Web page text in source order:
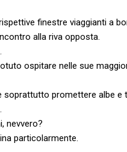
finestre viaggianti a
alla riva opposta.
ospitare nelle sue
soprattutto promettere albe e
nevvero?
particolarmente.